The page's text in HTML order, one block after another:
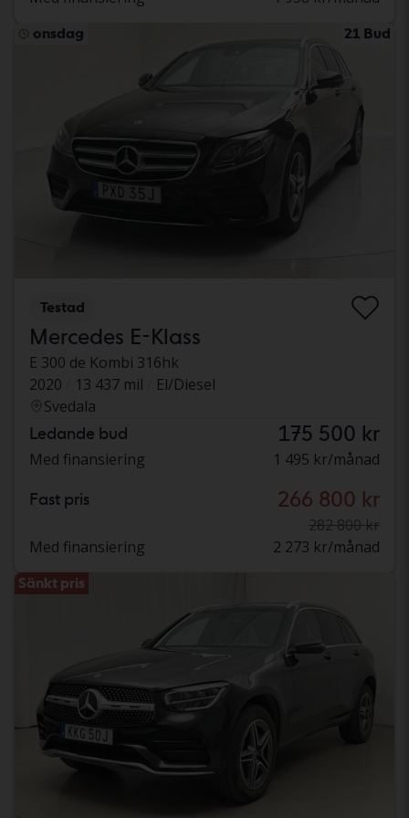
onsdag 21 Bud
Testad
Mercedes E-Klass
E 300 de Kombi 316hk
2020
13 437 mil
El/Diesel
Svedala
Ledande bud 175 500 kr
Med finansiering 1 495 kr/månad
Fast pris 266 800 kr
282 800 kr
Med finansiering
2 273 kr/månad
Sänkt pris